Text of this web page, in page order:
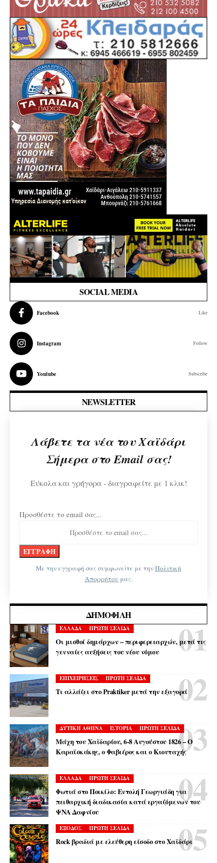
SOCIAL MEDIA
Facebook Like
Instagram Follow
Youtube Subscribe
NEWSLETTER
Λάβετε τα νέα του Χαϊδάρι
Σήμερα στο Email σας!
Εύκολα και γρήγορα - διαγραφείτε με 1 κλικ!
Προσθέστε το email σας...
Με την εγγραφή σας συμφωνείτε με τηνΠολιτική
Απορρήτου μας.
ΔΗΜΟΦΙΛΉ
ΕΛΛΑΔΑ ΠΡΩΤΗ ΣΕΛΙΔΑ
Οι μισθοί δημάρχων – περιφερειαρχών, μετά τις
γενναίες αυξήσεις του νέου νόμου
ΕΠΙΧΕΙΡΗΣΕΙΣ ΠΡΩΤΗ ΣΕΛΙΔΑ
Τι αλλάζει στο Praktiker μετά την εξαγορά
ΔΥΤΙΚΗ ΑΘΗΝΑ ΙΣΤΟΡΙΑ ΠΡΩΤΗ ΣΕΛΙΔΑ
Μάχη του Χαϊδαρίου, 6-8 Αυγούστου 1826 – Ο
Καραϊσκάκης, ο Φαβιέρος και ο Κιουταχής
ΕΛΛΑΔΑ ΠΡΩΤΗ ΣΕΛΙΔΑ
Φωτιά στο Ποικίλο: Εντολή Γεωργιάδη για
πειθαρχική διαδικασία κατά εργαζόμενων του
ΨΝΑ Δαφνίου
ΕΞΟΔΟΣ ΠΡΩΤΗ ΣΕΛΙΔΑ
Rock βραδιά με ελεύθερη είσοδο στο Χαϊδάρι